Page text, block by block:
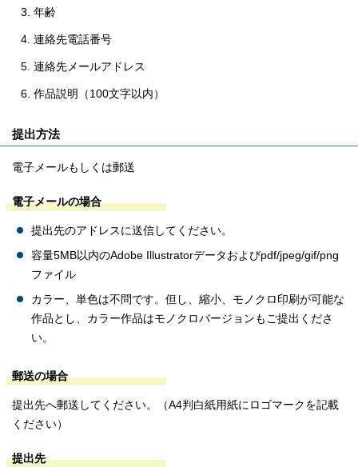
年齢
連絡先電話番号
連絡先メールアドレス
作品説明（100文字以内）
提出方法
電子メールもしくは郵送
電子メールの場合
提出先のアドレスに送信してください。
容量5MB以内のAdobe Illustratorデータおよびpdf/jpeg/gif/png
ファイル
カラー、単色は不問です。但し、縮小、モノクロ印刷が可能な
作品とし、カラー作品はモノクロバージョンもご提出くださ
い。
郵送の場合
提出先へ郵送してください。（A4判白紙用紙にロゴマークを記載
ください）
提出先